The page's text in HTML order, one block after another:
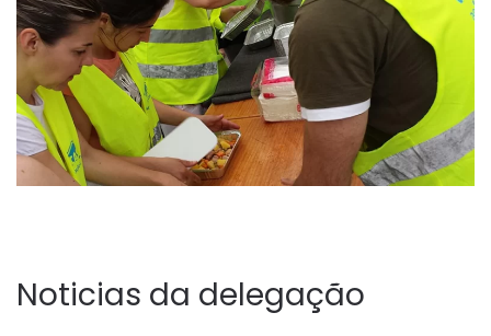
Noticias da delegação